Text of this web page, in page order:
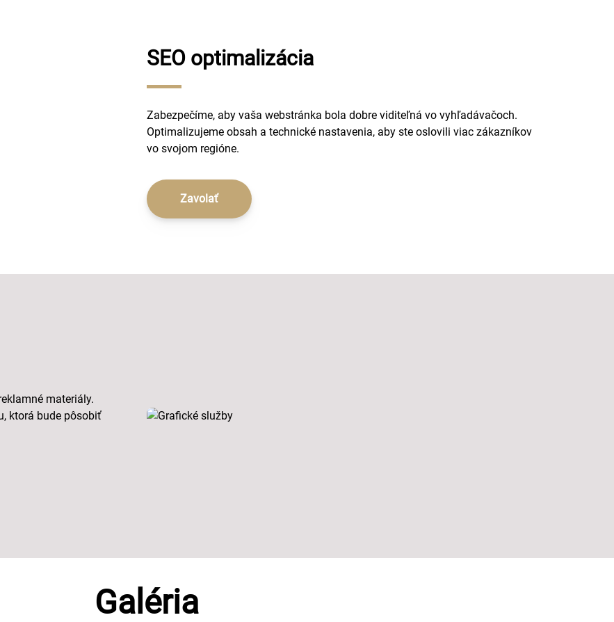
SEO optimalizácia
Zabezpečíme, aby vaša webstránka bola dobre viditeľná vo vyhľadávačoch.
Optimalizujeme obsah a technické nastavenia, aby ste oslovili viac zákazníkov
vo svojom regióne.
Zavolať
materiály.
ktorá bude pôsobiť
Galéria